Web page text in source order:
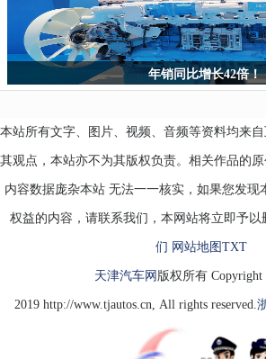
年销同比增长42倍！
本站所有文字、图片、视频、音频等资料均来
其观点，本站亦不为其版权负责。相关作品的
内容数据庞杂本站 无法一一核实，如果您发现
权益的内容，请联系我们，本网站将立即予以
们 网站地图 TXT
天津汽车网 版权所有
2019 http://www.tjautos.cn, All rights reserved.